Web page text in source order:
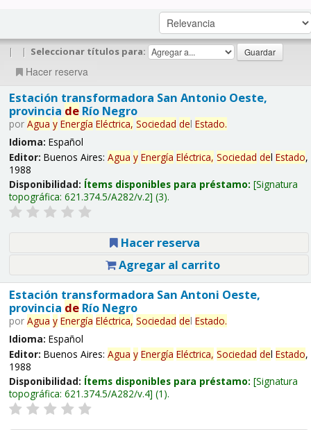
| | Seleccionar títulos para:
Hacer reserva
Estación transformadora San Antonio Oeste,
provincia deRío Negro
por Agua y Energía Eléctrica, Sociedad del Estado.
Idioma: Español
Editor: Buenos Aires: Agua y Energía Eléctrica, Sociedad del Estado,
1988
Disponibilidad: Ítems disponibles para préstamo: Signatura
topográfica: 621.374.5/A282/v.2 (3).
Hacer reserva
Agregar al carrito
Estación transformadora San Antoni Oeste,
provincia deRío Negro
por Agua y Energía Eléctrica, Sociedad del Estado.
Idioma: Español
Editor: Buenos Aires: Agua y Energía Eléctrica, Sociedad del Estado,
1988
Disponibilidad: Ítems disponibles para préstamo: Signatura
topográfica: 621.374.5/A282/v.4 (1).